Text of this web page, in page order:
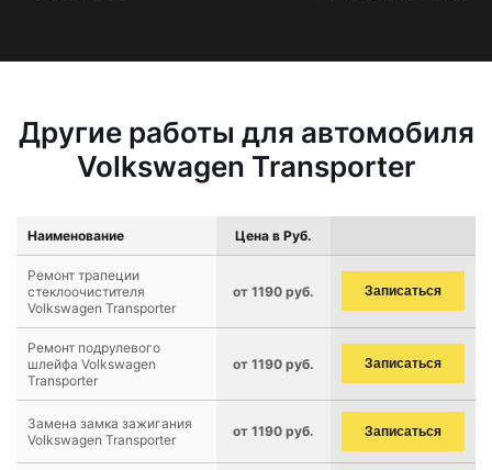
Другие работы для автомобиля
Volkswagen Transporter
Наименование Цена в Руб.
Ремонт трапеции
стеклоочистителя
Volkswagen Transporter
от 1190 руб. Записаться
Ремонт подрулевого
шлейфа Volkswagen
Transporter
от 1190 руб. Записаться
Замена замка зажигания
Volkswagen Transporter
от 1190 руб. Записаться